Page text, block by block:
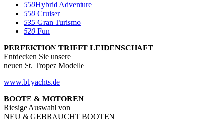
550Hybrid Adventure
550 Cruiser
535 Gran Turismo
520 Fun
PERFEKTION TRIFFT LEIDENSCHAFT
Entdecken Sie unsere
neuen St. Tropez Modelle
www.b1yachts.de
BOOTE & MOTOREN
Riesige Auswahl von
NEU & GEBRAUCHT BOOTEN